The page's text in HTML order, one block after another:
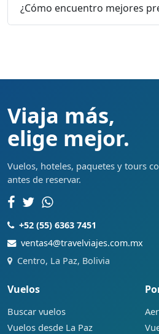
¿Cómo encuentro mejores
Viaja más,
elige mejor.
Vuelos, hoteles, paquetes y tours
antes de reservar.
+52 (55) 6363 7451
ventas4@travelviajes.com.mx
Centro, La Paz, Bolivia
Vuelos
Buscar vuelos
Vuelos desde La Paz